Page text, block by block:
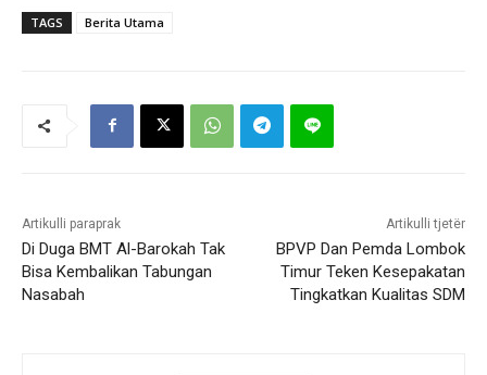
TAGS Berita Utama
Artikulli paraprak
Di Duga BMT Al-Barokah Tak
Bisa Kembalikan Tabungan
Nasabah
Artikulli tjetër
BPVP Dan Pemda Lombok
Timur Teken Kesepakatan
Tingkatkan Kualitas SDM